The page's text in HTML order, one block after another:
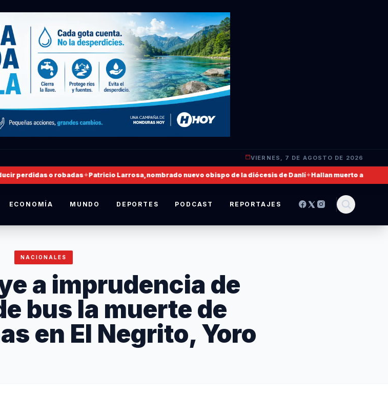
VIERNES, 7 DE AGOSTO DE 2026
o robadas✦Patricio Larrosa, nombrado nuevo obispo de la diócesis de Danlí✦Hallan muerto a un militar de
ECONOMÍA MUNDO DEPORTES PODCAST REPORTAJES
NACIONALES
a imprudencia de
bus la muerte de
en El Negrito, Yoro